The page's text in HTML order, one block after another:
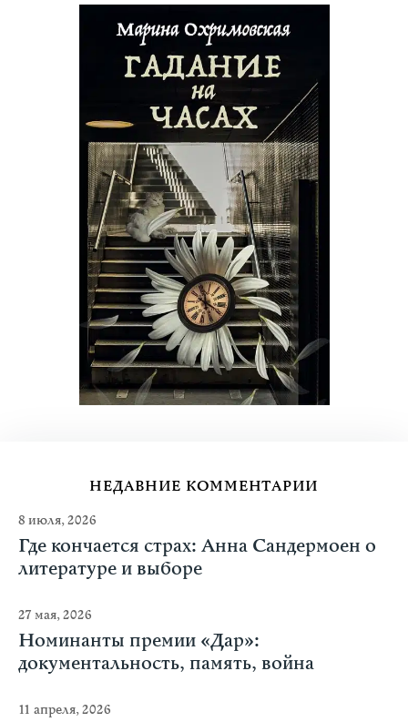
НЕДАВНИЕ КОММЕНТАРИИ
8 июля, 2026
Где кончается страх: Анна Сандермоен о
литературе и выборе
27 мая, 2026
Номинанты премии «Дар»:
документальность, память, война
11 апреля, 2026